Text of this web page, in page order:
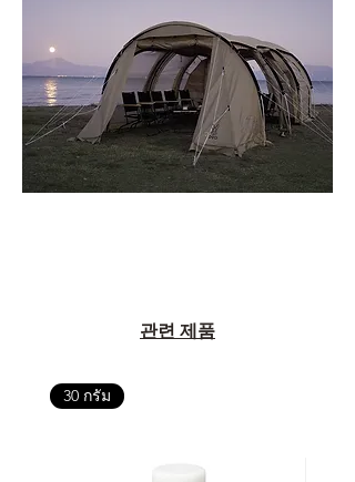
관련 제품
30 กรัม